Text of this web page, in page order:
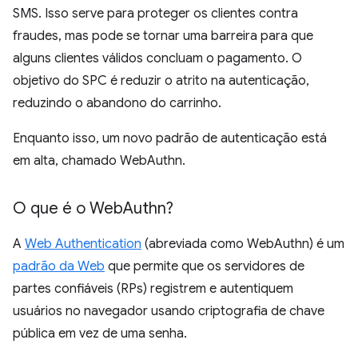
SMS. Isso serve para proteger os clientes contra
fraudes, mas pode se tornar uma barreira para que
alguns clientes válidos concluam o pagamento. O
objetivo do SPC é reduzir o atrito na autenticação,
reduzindo o abandono do carrinho.
Enquanto isso, um novo padrão de autenticação está
em alta, chamado WebAuthn.
O que é o WebAuthn?
A Web Authentication (abreviada como WebAuthn) é um
padrão da Web que permite que os servidores de
partes confiáveis (RPs) registrem e autentiquem
usuários no navegador usando criptografia de chave
pública em vez de uma senha.